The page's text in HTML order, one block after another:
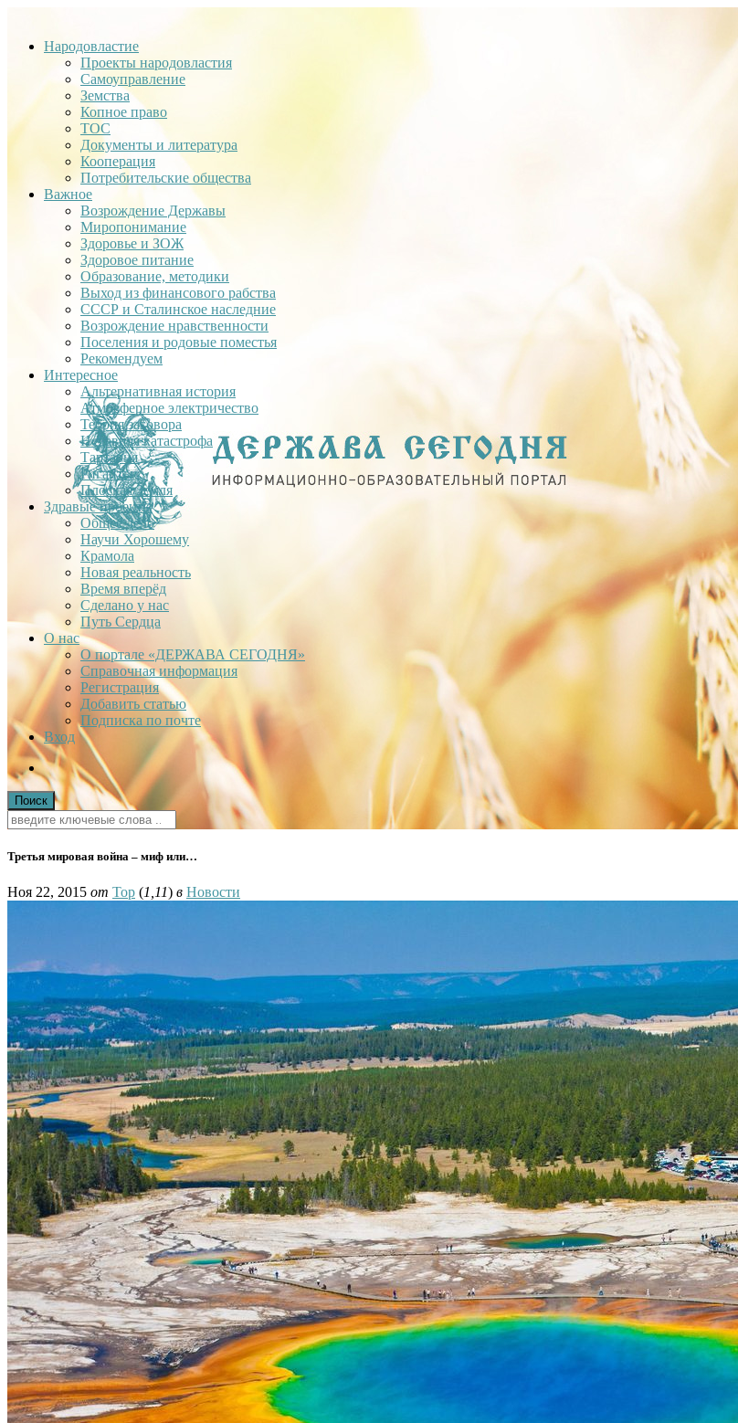
Народовластие
Проекты народовластия
Самоуправление
Земства
Копное право
ТОС
Документы и литература
Кооперация
Потребительские общества
Важное
Возрождение Державы
Миропонимание
Здоровье и ЗОЖ
Здоровое питание
Образование, методики
Выход из финансового рабства
СССР и Сталинское наследние
Возрождение нравственности
Поселения и родовые поместья
Рекомендуем
Интересное
Альтернативная история
Атмосферное электричество
Теория заговора
Недавняя катастрофа
Тартария
Гиганты
Плоская Земля
Здравые проекты
Общее дело
Научи Хорошему
Крамола
Новая реальность
Время вперёд
Сделано у нас
Путь Сердца
О нас
О портале «ДЕРЖАВА СЕГОДНЯ»
Справочная информация
Регистрация
Добавить статью
Подписка по почте
Вход
Третья мировая война – миф или…
Ноя 22, 2015 от Тор (1,11) в Новости